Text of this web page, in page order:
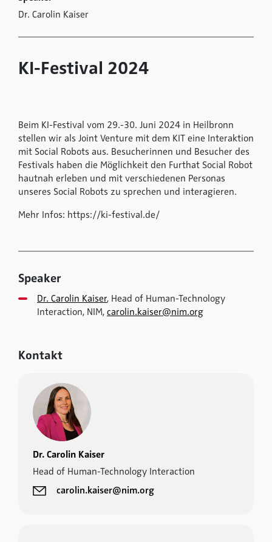
Dr. Carolin Kaiser
KI-Festival 2024
Beim KI-Festival vom 29.-30. Juni 2024 in Heilbronn
stellen wir als Joint Venture mit dem KIT eine Interaktion
mit Social Robots aus. Besucherinnen und Besucher des
Festivals haben die Möglichkeit den Furthat Social Robot
hautnah erleben und mit verschiedenen Personas
unseres Social Robots zu sprechen und interagieren.
Mehr Infos: https://ki-festival.de/
Speaker
Dr. Carolin Kaiser, Head of Human-Technology
Interaction, NIM, carolin.kaiser@nim.org
Kontakt
Dr. Carolin Kaiser
Head of Human-Technology Interaction
carolin.kaiser@nim.org